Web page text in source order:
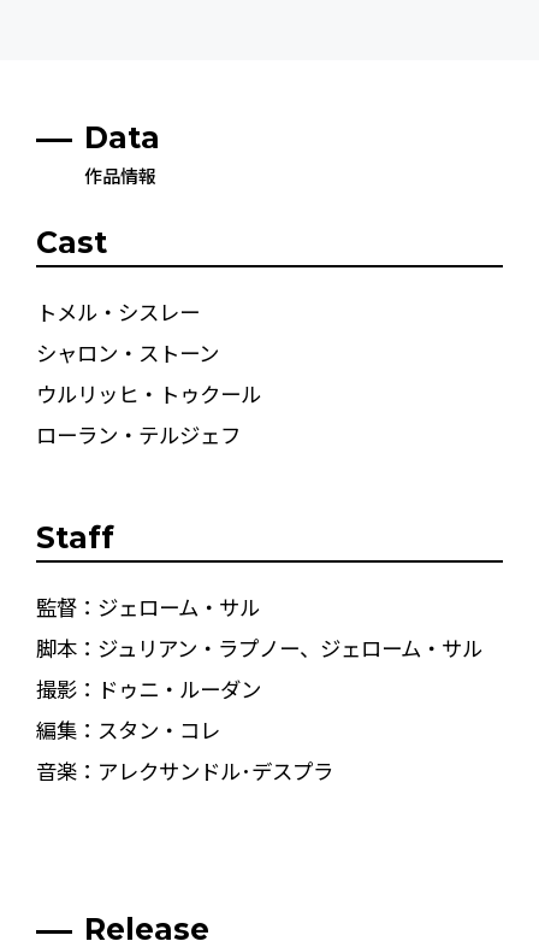
Data
作品情報
Cast
トメル・シスレー
シャロン・ストーン
ウルリッヒ・トゥクール
ローラン・テルジェフ
Staff
監督：ジェローム・サル
脚本：ジュリアン・ラプノー、ジェローム・サル
撮影：ドゥニ・ルーダン
編集：スタン・コレ
音楽：アレクサンドル･デスプラ
Release